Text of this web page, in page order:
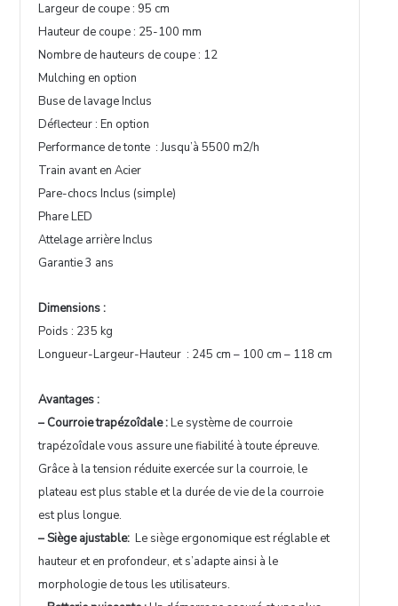
Largeur de coupe : 95 cm
Hauteur de coupe : 25-100 mm
Nombre de hauteurs de coupe : 12
Mulching en option
Buse de lavage Inclus
Déflecteur : En option
Performance de tonte : Jusqu’à 5500 m2/h
Train avant en Acier
Pare-chocs Inclus (simple)
Phare LED
Attelage arrière Inclus
Garantie 3 ans
Dimensions :
Poids : 235 kg
Longueur-Largeur-Hauteur : 245 cm – 100 cm – 118 cm
Avantages :
– Courroie trapézoîdale :Le système de courroie
trapézoîdale vous assure une fiabilité à toute épreuve.
Grâce à la tension réduite exercée sur la courroie, le
plateau est plus stable et la durée de vie de la courroie
est plus longue.
– Siège ajustable: Le siège ergonomique est réglable et
hauteur et en profondeur, et s’adapte ainsi à le
morphologie de tous les utilisateurs.